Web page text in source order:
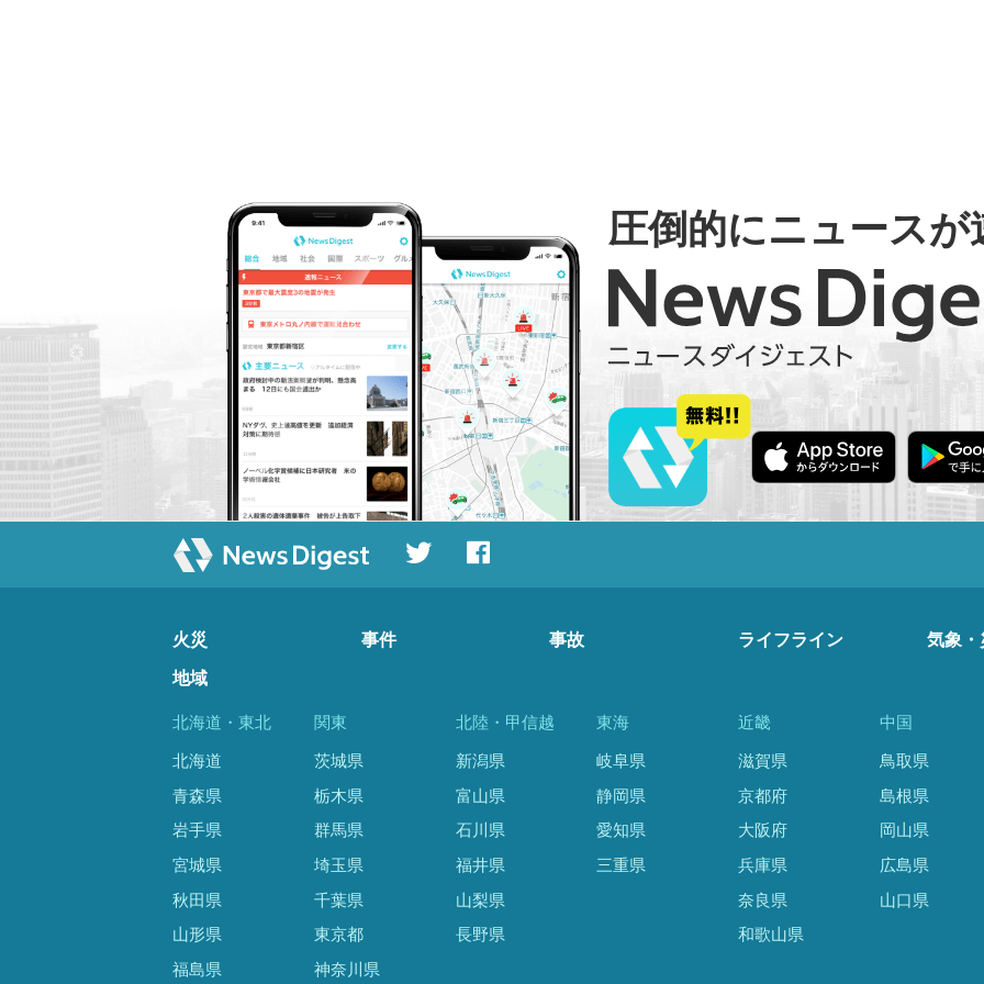
圧倒的にニュースが
火災 事件 事故 ライフライン 気象・
地域
北海道・東北
北海道
青森県
岩手県
宮城県
秋田県
山形県
福島県
関東
茨城県
栃木県
群馬県
埼玉県
千葉県
東京都
神奈川県
北陸・甲信越
新潟県
富山県
石川県
福井県
山梨県
長野県
東海
岐阜県
静岡県
愛知県
三重県
近畿
滋賀県
京都府
大阪府
兵庫県
奈良県
和歌山県
中国
鳥取県
島根県
岡山県
広島県
山口県